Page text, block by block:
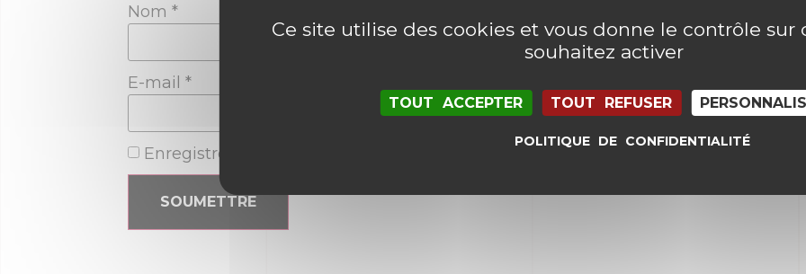
Nom *
E-mail *
Enregistrer mon nom, mon e-mail et mon site dans le navigateur pour mon
Ce site utilise des cookies et vous donne le contrôle sur
souhaitez activer
TOUT ACCEPTER TOUT REFUSER
POLITIQUE DE CONFIDENTIALITÉ